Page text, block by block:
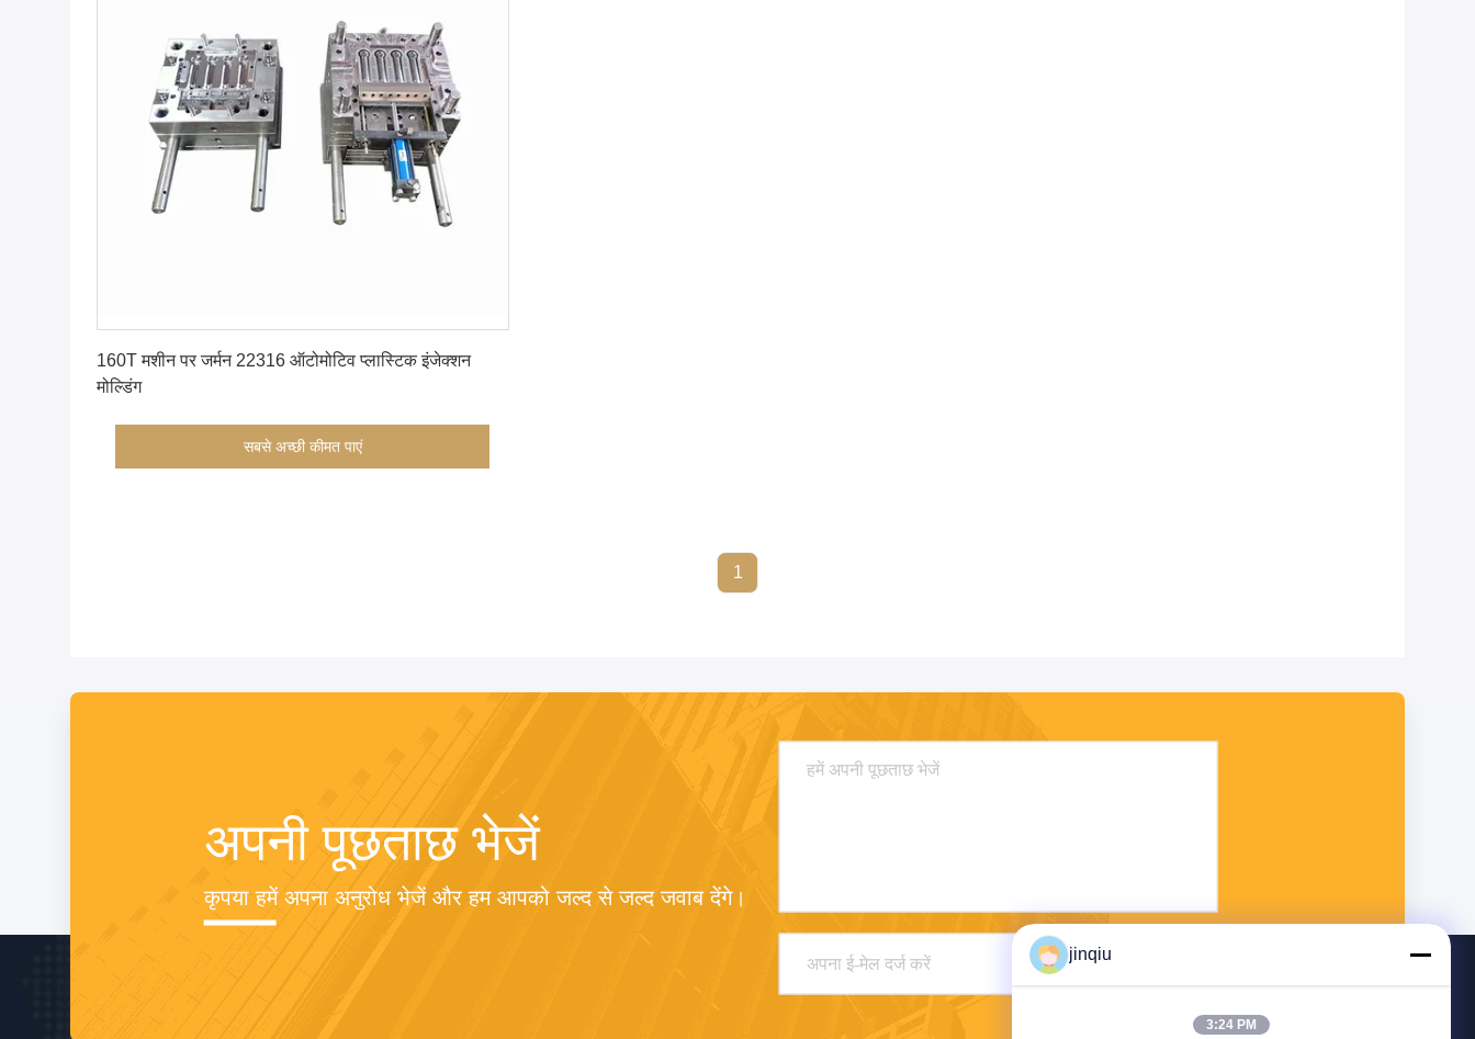
160T मशीन पर जर्मन 22316 ऑटोमोटिव प्लास्टिक इंजेक्शन
मोल्डिंग
सबसे अच्छी कीमत पाएं
1
अपनी पूछताछ भेजें
कृपया हमें अपना अनुरोध भेजें और हम आपको जल्द से जल्द जवाब देंगे।
jinqiu
3:24 PM